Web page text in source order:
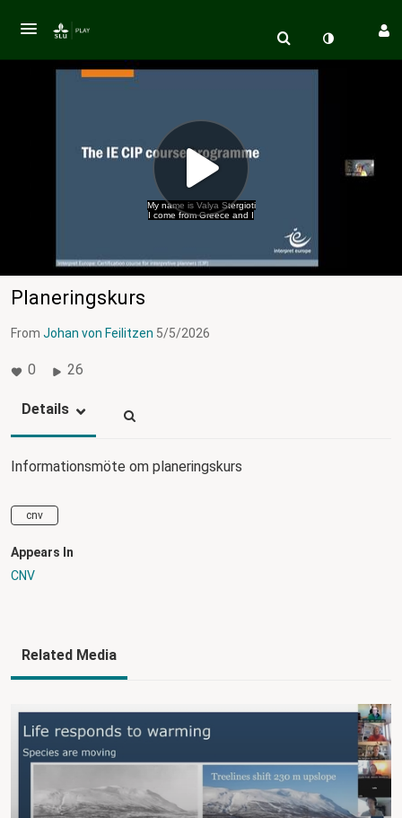
My name is Valya Stergioti
I come from Greece and I
Planeringskurs
From Johan von Feilitzen 5/5/2026
0 26
Details
Informationsmöte om planeringskurs
cnv
Appears In
CNV
Related Media